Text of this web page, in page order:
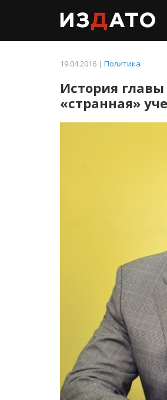
19.04.2016 | Политика
История
«странная»